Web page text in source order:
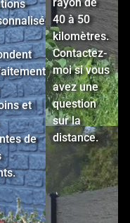
et
de
40 à 50
kilomètres.
Contactez-
moi si vous
avez une
question
sur la
distance.